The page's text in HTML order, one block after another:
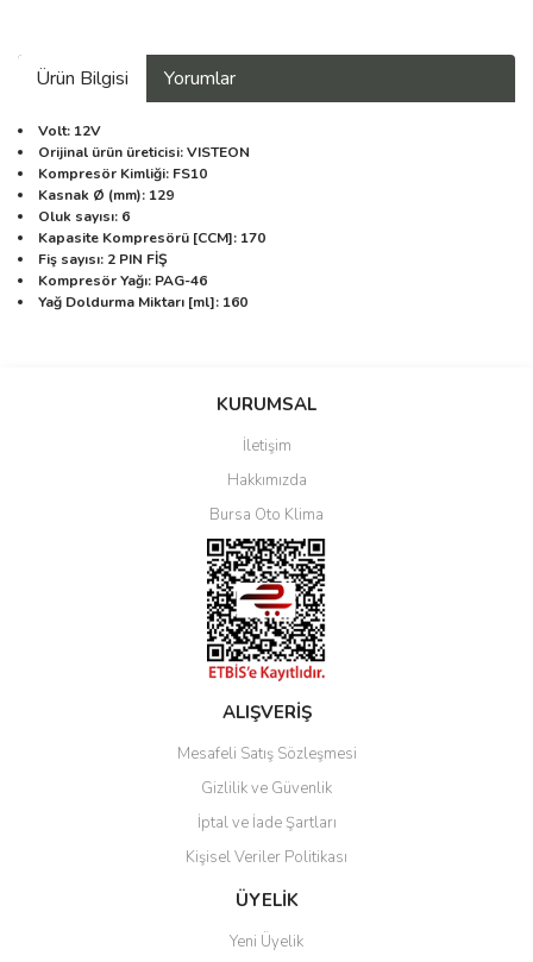
Ürün Bilgisi Yorumlar
Volt: 12V
Orijinal ürün üreticisi: VISTEON
Kompresör Kimliği: FS10
Kasnak Ø (mm): 129
Oluk sayısı: 6
Kapasite Kompresörü [CCM]: 170
Fiş sayısı: 2 PIN FİŞ
Kompresör Yağı: PAG-46
Yağ Doldurma Miktarı [ml]: 160
Bu ürüne ilk yorumu siz yapın!
Yorum Yaz
KURUMSAL
İletişim
Hakkımızda
Bursa Oto Klima
ALIŞVERİŞ
Mesafeli Satış Sözleşmesi
Gizlilik ve Güvenlik
İptal ve İade Şartları
Kişisel Veriler Politikası
ÜYELİK
Yeni Üyelik